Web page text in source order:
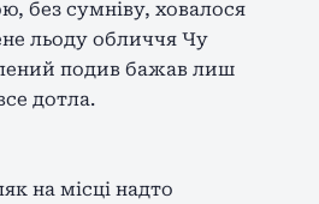
без сумніву, ховалося
льоду обличчя Чу
подив бажав лиш
дотла.
на місці надто